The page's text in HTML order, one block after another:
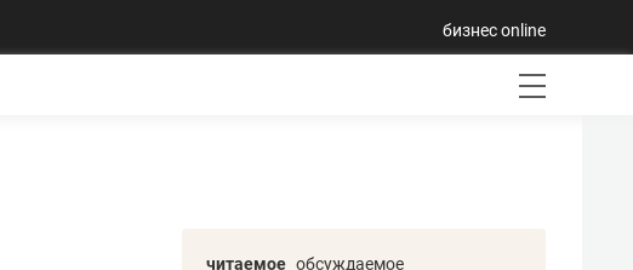
бизнес online
читаемое обсуждаемое